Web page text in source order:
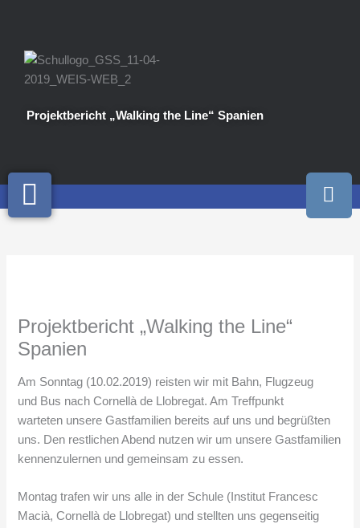
Projektbericht „Walking the Line“ Spanien
I
n
s
Projektbericht „Walking the Line“
Spanien
Am Sonntag (10.02.2019) reisten wir mit Bahn, Flugzeug
und Bus nach Cornellà de Llobregat. Am Treffpunkt
warteten unsere Gastfamilien bereits auf uns und begrüßten
uns. Den restlichen Abend nutzen wir um unsere Gastfamilien
kennenzulernen und gemeinsam zu essen.
Montag trafen wir uns alle in der Schule (Institut Francesc
Macià, Cornellà de Llobregat) und stellten uns gegenseitig